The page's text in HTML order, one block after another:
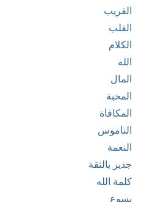
القريب
القلب
الكلام
الله
المال
المحبة
المكافأة
الناموس
النعمة
جدير بالثقة
كلمة الله
يسوع